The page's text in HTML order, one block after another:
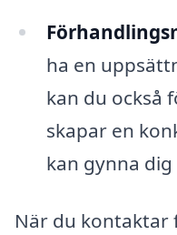
ha en
kan du också
skapar en
kan gynna
När du